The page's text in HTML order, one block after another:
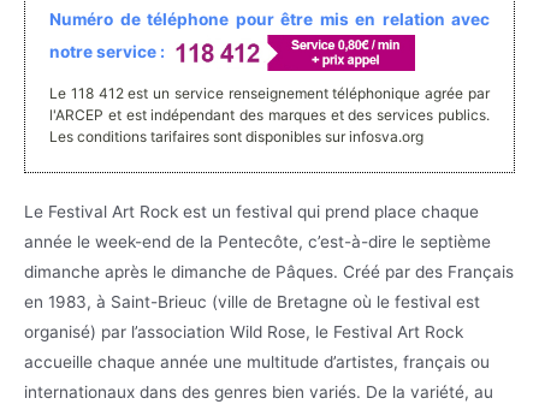
Numéro de téléphone pour être mis en relation avec
notre service :
Le 118 412 est un service renseignement téléphonique agrée par
l'ARCEP et est indépendant des marques et des services publics.
Les conditions tarifaires sont disponibles sur infosva.org
Le Festival Art Rock est un festival qui prend place chaque
année le week-end de la Pentecôte, c’est-à-dire le septième
dimanche après le dimanche de Pâques. Créé par des Français
en 1983, à Saint-Brieuc (ville de Bretagne où le festival est
organisé) par l’association Wild Rose, le Festival Art Rock
accueille chaque année une multitude d’artistes, français ou
internationaux dans des genres bien variés. De la variété, au